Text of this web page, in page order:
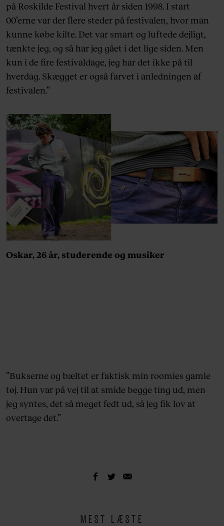
på Roskilde Festival hvert år siden 1998. I start
00’erne var der flere steder på festivalen, hvor man
kunne købe kilte. Det var smart og luftede dejligt,
tænkte jeg, og så har jeg gået i det lige siden. Men
kun i de fire festivaldage, jeg har det ikke på til
hverdag. Skægget er også farvet i anledningen af
festivalen.”
Oskar, 26 år, studerende og musiker
”Bukserne og bæltet er faktisk min roomies gamle
tøj. Hun var på vej til at smide begge ting ud, men
jeg syntes, det så meget fedt ud, så jeg fik lov at
overtage det.”
MEST LÆSTE